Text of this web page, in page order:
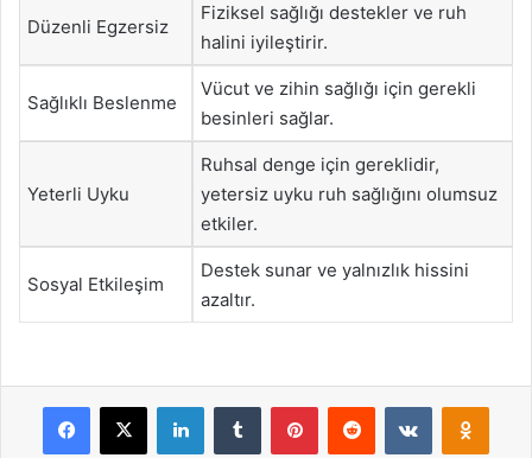
Düzenli Egzersiz
Fiziksel sağlığı destekler ve ruh
halini iyileştirir.
Sağlıklı Beslenme
Vücut ve zihin sağlığı için gerekli
besinleri sağlar.
Yeterli Uyku
Ruhsal denge için gereklidir,
yetersiz uyku ruh sağlığını olumsuz
etkiler.
Sosyal Etkileşim
Destek sunar ve yalnızlık hissini
azaltır.
Facebook
X LinkedInTumblr PinterestReddit VKontakte